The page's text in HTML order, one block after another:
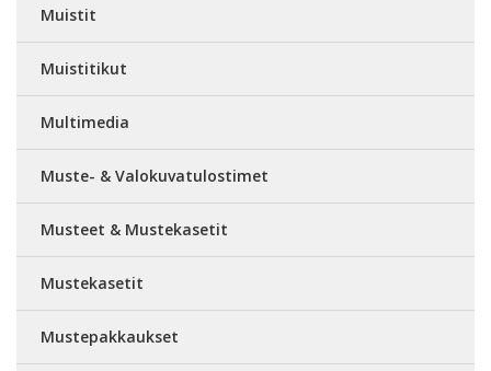
Muistit
Muistitikut
Multimedia
Muste- & Valokuvatulostimet
Musteet & Mustekasetit
Mustekasetit
Mustepakkaukset